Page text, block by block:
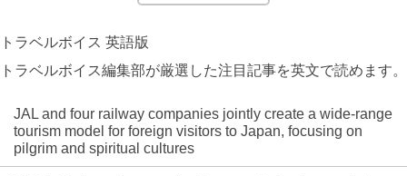
トラベルボイス 英語版
トラベルボイス編集部が厳選した注目記事を英文で読めます。
JAL and four railway companies jointly create a wide-range
tourism model for foreign visitors to Japan, focusing on
pilgrim and spiritual cultures